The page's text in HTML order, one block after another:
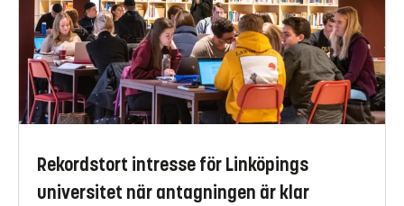
Rekordstort intresse för Linköpings
universitet när antagningen är klar